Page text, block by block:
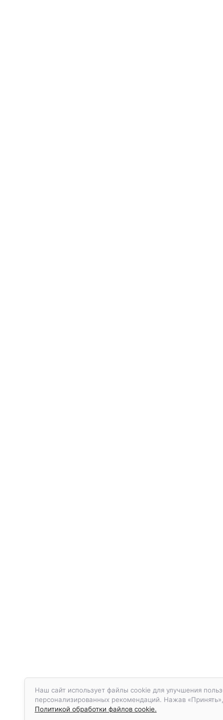
Наш сайт использует файлы cookie для улучшения
персонализированных рекомендаций. Нажав
Политикой обработки файлов cookie.